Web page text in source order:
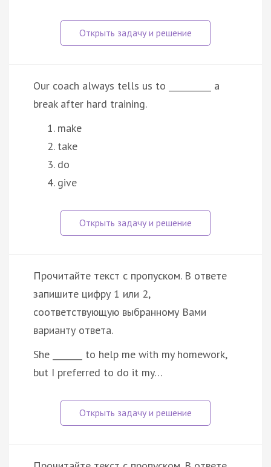
Our coach always tells us to __________ a
break after hard training.
make
take
do
give
Прочитайте текст с пропуском. В ответе
запишите цифру 1 или 2,
соответствующую выбранному Вами
варианту ответа.
She _______ to help me with my homework,
but I preferred to do it my…